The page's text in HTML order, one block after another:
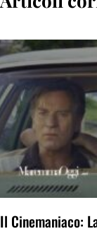
Il Cinemaniaco: